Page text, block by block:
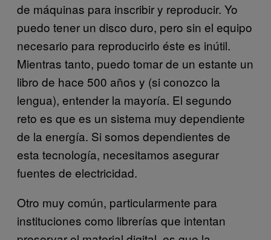
de máquinas para inscribir y reproducir. Yo
puedo tener un disco duro, pero sin el equipo
necesario para reproducirlo éste es inútil.
Mientras tanto, puedo tomar de un estante un
libro de hace 500 años y (si conozco la
lengua), entender la mayoría. El segundo
reto es que es un sistema muy dependiente
de la energía. Si somos dependientes de
esta tecnología, necesitamos asegurar
fuentes de electricidad.
Otro muy común, particularmente para
instituciones como librerías que intentan